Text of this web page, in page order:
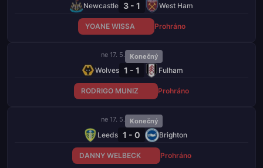
Newcastle 3 - 1 West Ham
YOANE WISSA Prohráno
ne 17. 5. Konečný
Wolves 1 - 1 Fulham
RODRIGO MUNIZ Prohráno
ne 17. 5. Konečný
Leeds 1 - 0 Brighton
DANNY WELBECK Prohráno